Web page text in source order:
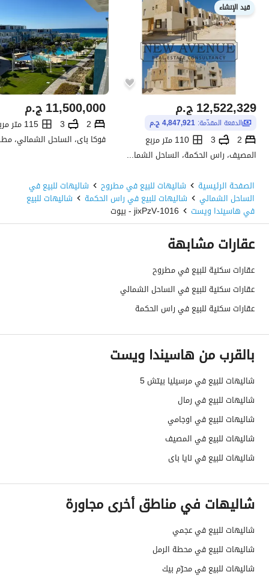
قيد الإنشاء
ج.م12,522,329
الدفعة المقدّمة: 4,847,921 ج.م
2
3
110 متر مربع
المصيف، راس الحكمة، الساحل الشمالي، مطروح
ج.م11,500,000
2
3
115 متر مربع
فوكا باى، الساحل الشمالي،
الصفحة الرئيسية شاليهات للبيع في مطروح شاليهات للبيع في
الساحل الشمالي شاليهات للبيع في راس الحكمة شاليهات للبيع
في هاسيندا ويست 1016-jixPzV - بيوت
عقارات مشابهة
عقارات سكنية للبيع في مطروح
عقارات سكنية للبيع في الساحل الشمالي
عقارات سكنية للبيع في راس الحكمة
بالقرب من هاسيندا ويست
شاليهات للبيع في مرسيليا بيتش 5
شاليهات للبيع في رمال
شاليهات للبيع في اوجامي
شاليهات للبيع في المصيف
شاليهات للبيع في نايا باى
شاليهات في مناطق أخرى مجاورة
شاليهات للبيع في عجمي
شاليهات للبيع في محطة الرمل
شاليهات للبيع في محرّم بيك